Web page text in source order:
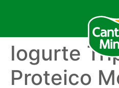
Iogurte
Proteico